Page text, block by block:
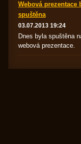
Webová prezentace
spuštěna
03.07.2013 19:24
Dnes byla spuštěna
webová prezentace.